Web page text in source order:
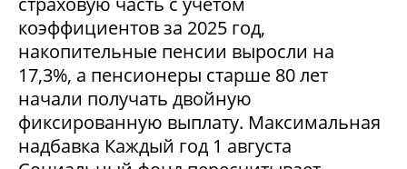
коэффициентов за 2025 год,
накопительные пенсии выросли на
17,3%, а пенсионеры старше 80 лет
начали получать двойную
фиксированную выплату. Максимальная
надбавка Каждый год 1 августа